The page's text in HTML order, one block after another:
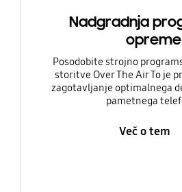
Nadgradnja
opreme
Posodobite strojno
storitve Over The Air To je
zagotavljanje optimalnega
pametnega
Več o tem